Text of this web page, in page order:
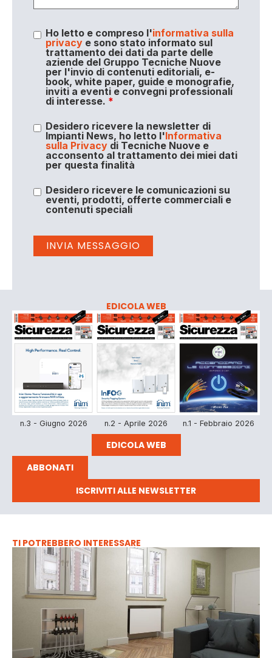
Ho letto e compreso l'informativa sulla
privacye sono stato informato sul
trattamento dei dati da parte delle
aziende del Gruppo Tecniche Nuove
per l'invio di contenuti editoriali, e-
book, white paper, guide e monografie,
inviti a eventi e convegni professionali
di interesse. *
Desidero ricevere la newsletter di
Impianti News, ho letto l'Informativa
sulla Privacydi Tecniche Nuove e
acconsento al trattamento dei miei dati
per questa finalità
Desidero ricevere le comunicazioni su
eventi, prodotti, offerte commerciali e
contenuti speciali
EDICOLA WEB
n.3 - Giugno 2026 n.2 - Aprile 2026 n.1 - Febbraio 2026
EDICOLA WEB
ABBONATI
ISCRIVITI ALLE NEWSLETTER
TI POTREBBERO INTERESSARE